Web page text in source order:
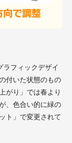
ラフィックデザイ
付いた状態のもの
がり」では春より
、色合い的に緑の
ト」で変更されて